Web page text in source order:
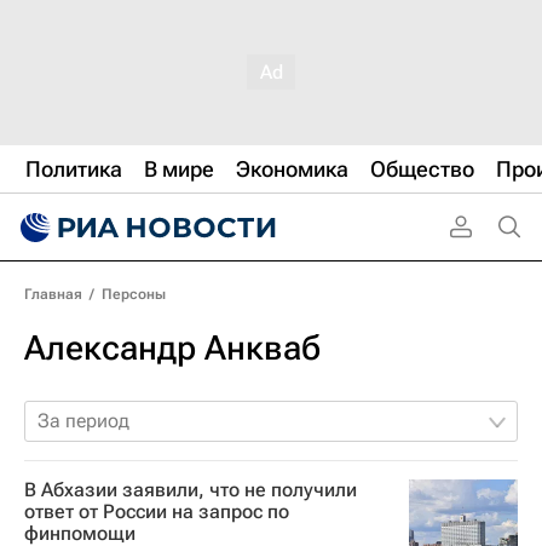
Политика В мире Экономика Общество
Главная / Персоны
Александр Анкваб
За период
В Абхазии заявили, что не получили
ответ от России на запрос по
финпомощи